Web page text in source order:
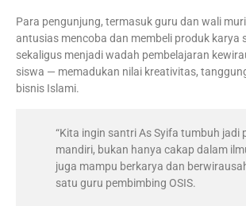
Para pengunjung, termasuk guru dan wali
antusias mencoba dan membeli produk karya
sekaligus menjadi wadah pembelajaran
siswa — memadukan nilai kreativitas,
bisnis Islami.
“Kita ingin santri As Syifa tumbuh jadi
mandiri, bukan hanya cakap dalam
juga mampu berkarya dan
satu guru pembimbing OSIS.